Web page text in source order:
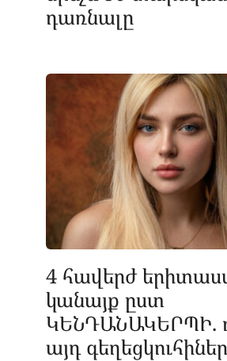
դառնալը
4 հավերժ
կանայք ըստ
ԿԵՆԴԱՆԱԿԵՐՊԻ.
այդ